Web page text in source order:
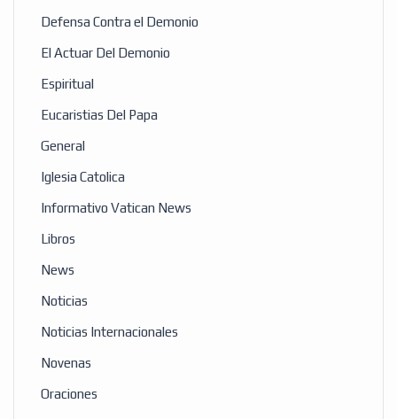
Defensa Contra el Demonio
El Actuar Del Demonio
Espiritual
Eucaristias Del Papa
General
Iglesia Catolica
Informativo Vatican News
Libros
News
Noticias
Noticias Internacionales
Novenas
Oraciones